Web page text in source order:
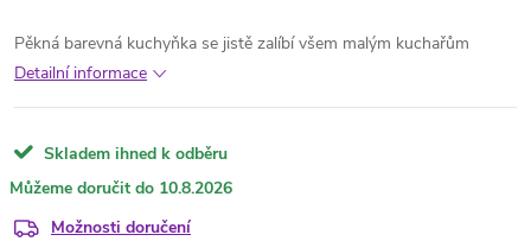
Pěkná barevná kuchyňka se jistě zalíbí všem malým kuchařům
Detailní informace
Skladem ihned k odběru
10.8.2026
Možnosti doručení